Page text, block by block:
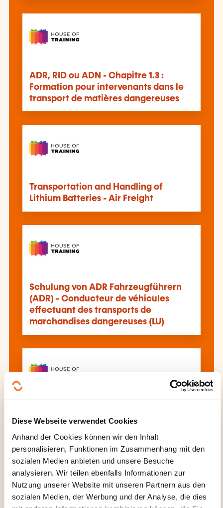
Diese Webseite verwendet Cookies
Anhand der Cookies können wir den Inhalt
personalisieren, Funktionen im Zusammenhang mit den
sozialen Medien anbieten und unsere Besuche
analysieren. Wir teilen ebenfalls Informationen zur
Nutzung unserer Website mit unseren Partnern aus den
sozialen Medien, der Werbung und der Analyse, die dies
ADR, RID ou ADN - Chapitre 1.3 :
Formation pour intervenants dans le
transport de matières dangereuses
Transportation and Handling of
Lithium Batteries - Air Freight
Schulung von ADR Fahrzeugführern
(ADR) - Conducteur de véhicules
effectuant des transports de
marchandises dangereuses (LU)
des transports de marchandises
dangereuses (ADR) - Recyclage (FR)
Alle Weiterbildungen anzeigen